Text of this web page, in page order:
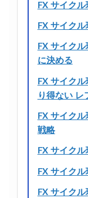
FX サイク
FX サイク
FX サイク
に決める
FX サイク
り得ない レ
FX サイク
戦略
FX サイク
FX サイク
FX サイク